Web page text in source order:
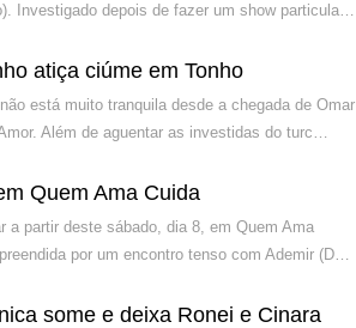
Investigado depois de fazer um show particula…
atiça ciúme em Tonho
está muito tranquila desde a chegada de Omar
Além de aguentar as investidas do turc…
Quem Ama Cuida
a partir deste sábado, dia 8, em Quem Ama
por um encontro tenso com Ademir (D…
some e deixa Ronei e Cinara